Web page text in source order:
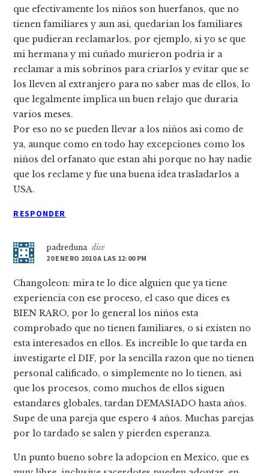
que efectivamente los niños son huerfanos, que no
tienen familiares y aun asi, quedarian los familiares
que pudieran reclamarlos, por ejemplo, si yo se que
mi hermana y mi cuñado murieron podria ir a
reclamar a mis sobrinos para criarlos y evitar que se
los lleven al extranjero para no saber mas de ellos, lo
que legalmente implica un buen relajo que duraria
varios meses.
Por eso no se pueden llevar a los niños asi como de
ya, aunque como en todo hay excepciones como los
niños del orfanato que estan ahi porque no hay nadie
que los reclame y fue una buena idea trasladarlos a
USA.
RESPONDER
padreduna dice
20 ENERO 2010 A LAS 12:00 PM
Changoleon: mira te lo dice alguien que ya tiene
experiencia con ese proceso, el caso que dices es
BIEN RARO, por lo general los niños esta
comprobado que no tienen familiares, o si existen no
esta interesados en ellos. Es increible lo que tarda en
investigarte el DIF, por la sencilla razon que no tienen
personal calificado, o simplemente no lo tienen, asi
que los procesos, como muchos de ellos siguen
estandares globales, tardan DEMASIADO hasta años.
Supe de una pareja que espero 4 años. Muchas parejas
por lo tardado se salen y pierden esperanza.
Un punto bueno sobre la adopcion en Mexico, que es